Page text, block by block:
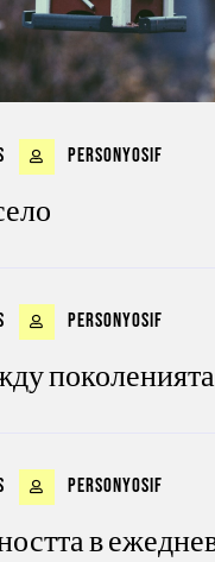
personyosif
personyosif
поколенията
personyosif
в